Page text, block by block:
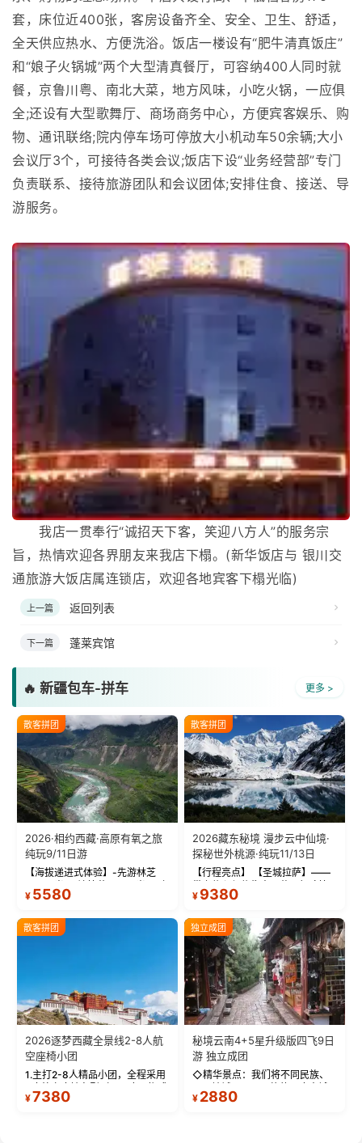
套，床位近400张，客房设备齐全、安全、卫生、舒适，
全天供应热水、方便洗浴。饭店一楼设有“肥牛清真饭庄”
和“娘子火锅城”两个大型清真餐厅，可容纳400人同时就
餐，京鲁川粤、南北大菜，地方风味，小吃火锅，一应俱
全;还设有大型歌舞厅、商场商务中心，方便宾客娱乐、购
物、通讯联络;院内停车场可停放大小机动车50余辆;大小
会议厅3个，可接待各类会议;饭店下设“业务经营部”专门
负责联系、接待旅游团队和会议团体;安排住食、接送、导
游服务。
我店一贯奉行“诚招天下客，笑迎八方人”的服务宗
旨，热情欢迎各界朋友来我店下榻。(新华饭店与 银川交
通旅游大饭店属连锁店，欢迎各地宾客下榻光临)
上一篇 返回列表
下一篇 蓬莱宾馆
🔥 新疆包车-拼车 更多 >
散客拼团
2026·相约西藏·高原有氧之旅
纯玩9/11日游
【海拔递进式体验】-先游林芝
测 99%游客零高反 。 【贴心保
反根本不是事儿 ！ 【无人机航
拍】-雪山/圣湖/...
¥ 5580
散客拼团
2026藏东秘境 漫步云中仙境·
探秘世外桃源·纯玩11/13日
【行程亮点】 【圣城拉萨】——
萨，感受这座城与生俱来的与众
城堡寺院于一体的宏伟建筑，是
西藏最完整的古代...
¥ 9380
散客拼团
2026逐梦西藏全景线2-8人航
空座椅小团
1.主打2-8人精品小团，全程采用
9座航空座椅车型（360度环抱式
座舱），提供VIP级别的舒适出行
¥7380
独立成团
秘境云南4+5星升级版四飞9日
游 独立成团
◇精华景点：我们将不同民族、
不同地域、不同风格的三座古城
—【大理古城、丽江古城、香格
¥ 2880